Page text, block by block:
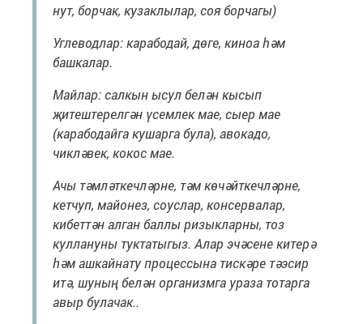
нут, борчак, кузаклылар, соя борчагы)
Углеводлар: карабодай, дөге, киноа һәм
башкалар.
Майлар: салкын ысул белән кысып
җитештерелгән үсемлек мае, сыер мае
(карабодайга кушарга була), авокадо,
чикләвек, кокос мае.
Ачы тәмләткечләрне, тәм көчәйткечләрне,
кетчуп, майонез, соуслар, консервалар,
кибеттән алган баллы ризыкларны, тоз
куллануны туктатыгыз. Алар эчәсене китерә
һәм ашкайнату процессына тискәре тәэсир
итә, шуның белән организмга ураза тотарга
авыр булачак..